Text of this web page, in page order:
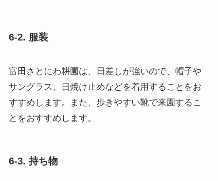
6-2. 服装
富田さとにわ耕園は、日差しが強いので、帽子や
サングラス、日焼け止めなどを着用することをお
すすめします。また、歩きやすい靴で来園するこ
とをおすすめします。
6-3. 持ち物